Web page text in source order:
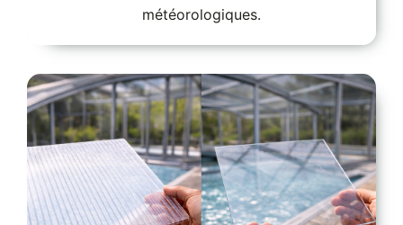
météorologiques.